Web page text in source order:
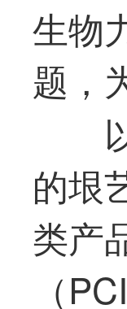
生物
题，
的垠
类产
（